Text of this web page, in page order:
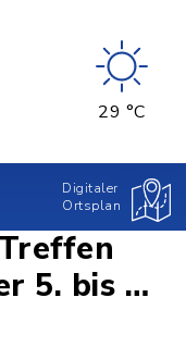
29 °C
Digitaler
Ortsplan
5. bis 7.